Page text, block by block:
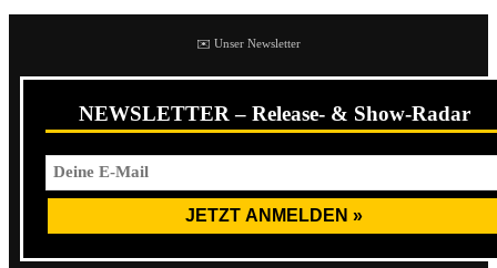
✉️ Unser Newsletter
NEWSLETTER – Release- & Show-Radar